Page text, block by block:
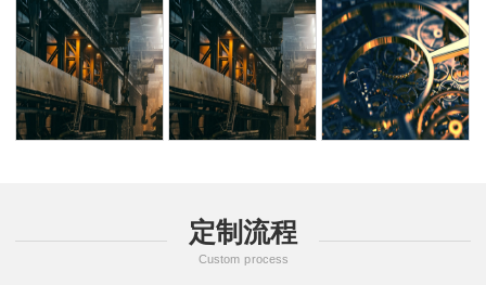
定制流程
Custom process